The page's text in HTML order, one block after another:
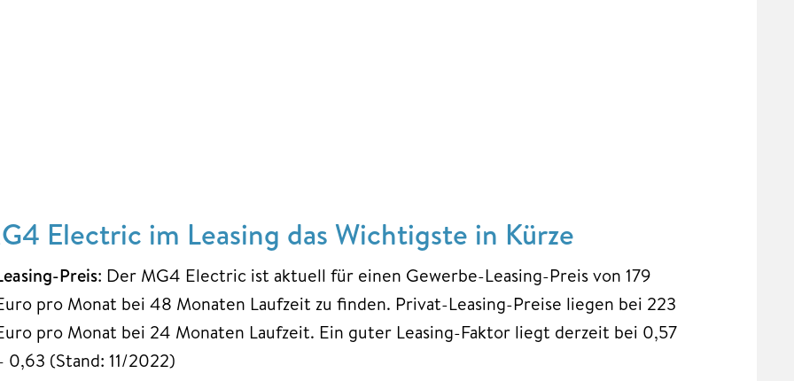
Electric im Leasing das Wichtigste in Kürze
Preis: Der MG4 Electric ist aktuell für einen Gewerbe-Leasing-Preis von 179
pro Monat bei 48 Monaten Laufzeit zu finden. Privat-Leasing-Preise liegen bei 223
pro Monat bei 24 Monaten Laufzeit. Ein guter Leasing-Faktor liegt derzeit bei 0,57
0,63 (Stand: 11/2022)